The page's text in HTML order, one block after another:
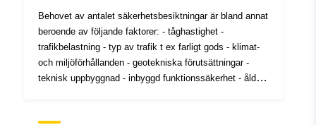
Behovet av antalet säkerhetsbesiktningar är bland annat
beroende av följande faktorer: - tåghastighet -
trafikbelastning - typ av trafik t ex farligt gods - klimat-
och miljöförhållanden - geotekniska förutsättningar -
teknisk uppbyggnad - inbyggd funktionssäkerhet - ålder